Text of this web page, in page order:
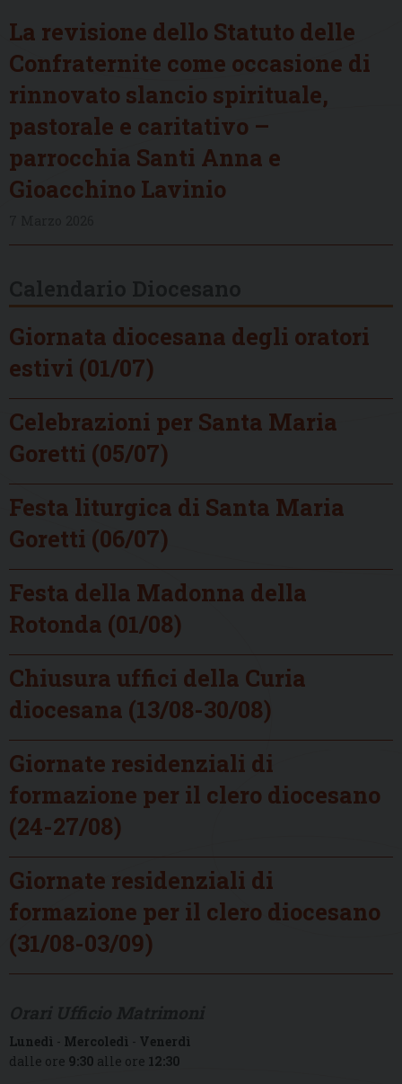
La revisione dello Statuto delle
Confraternite come occasione di
rinnovato slancio spirituale,
pastorale e caritativo –
parrocchia Santi Anna e
Gioacchino Lavinio
Giornata diocesana degli oratori
estivi (01/07)
Celebrazioni per Santa Maria
Goretti (05/07)
Festa liturgica di Santa Maria
Goretti (06/07)
Festa della Madonna della
Rotonda (01/08)
Chiusura uffici della Curia
diocesana (13/08-30/08)
Giornate residenziali di
formazione per il clero diocesano
(24-27/08)
Giornate residenziali di
formazione per il clero diocesano
(31/08-03/09)
Lunedì - Mercoledì - Venerdì
dalle ore 9:30 alle ore 12:30